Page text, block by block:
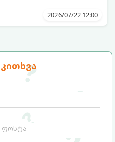
სიახლის ეფექტის მიღწევა
რომლებიც
2026/07/22 12:00